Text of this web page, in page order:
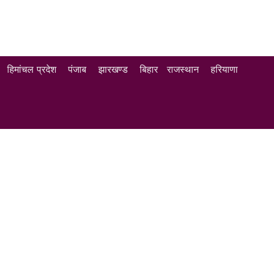
हिमांचल प्रदेश पंजाब झारखण्ड बिहार राजस्थान हरियाणा